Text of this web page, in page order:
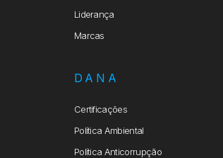
Liderança
Marcas
DANA
Certificações
Política Ambiental
Política Anticorrupção